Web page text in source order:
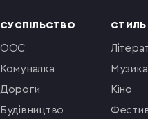
СУСПІЛЬСТВО
ООС
комуналка
Дороги
будівництво
музика
кіно